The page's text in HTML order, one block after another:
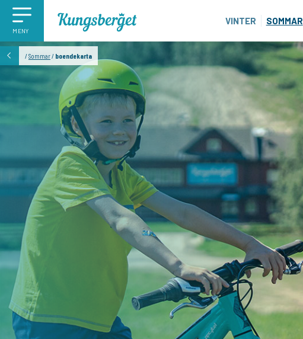
MENY
/Sommar/ boendekarta
VINTER SOMMAR